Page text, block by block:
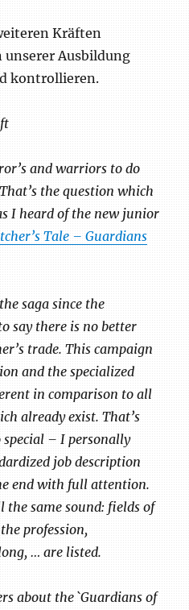
Kräften
Ausbildung
kontrollieren.
and warriors to do
the question which
I heard of the new junior
Tale – Guardians
saga since the
say there is no better
trade. This campaign
and the specialized
in comparison to all
already exist. That’s
– I personally
job description
end with full attention.
the same sound: fields of
profession,
… are listed.
about the `Guardians of